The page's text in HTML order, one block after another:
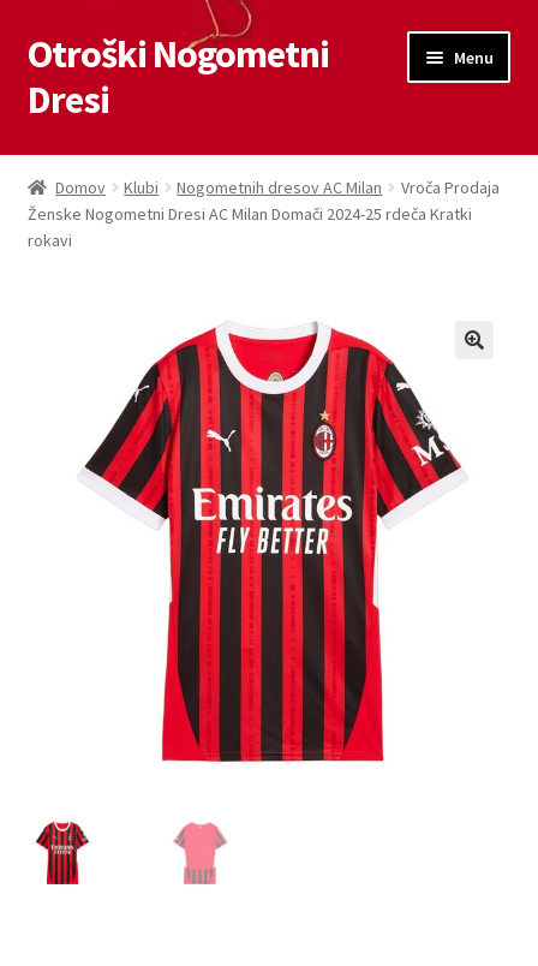
Skip
to
navigation
Skip
to
content
Otroški Nogometni
Dresi
Menu
Domov
Blog
Trgovina
Zaključek nakupa
Domov Klubi Nogometnih dresov AC Milan
Vroča Prodaja
Ženske Nogometni Dresi AC Milan Domači 2024-25 rdeča Kratki
rokavi